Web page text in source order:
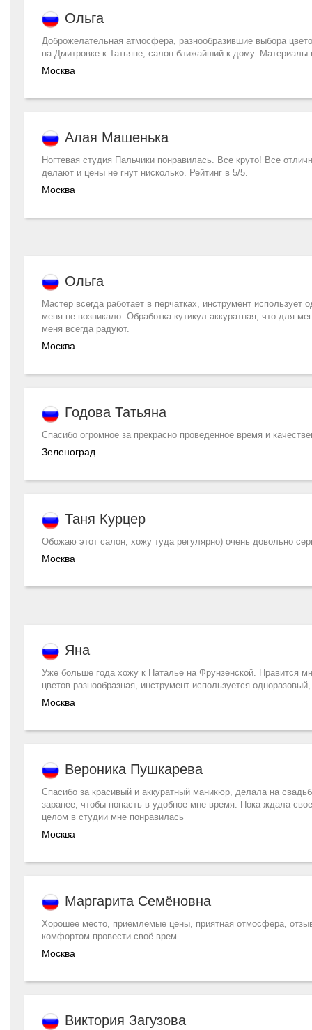
Ольга
Доброжелательная атмосфера, разнообразившие выбора
на Дмитровке к Татьяне, салон ближайший к дому.
Москва
Алая Машенька
Ногтевая студия Пальчики понравилась. Все круто! Все
делают и цены не гнут нисколько. Рейтинг в 5/5.
Москва
Ольга
Мастер всегда работает в перчатках, инструмент
меня не возникало. Обработка кутикул аккуратная, что для
меня всегда радуют.
Москва
Годова Татьяна
Спасибо огромное за прекрасно проведенное время и
Зеленоград
Таня Курцер
Обожаю этот салон, хожу туда регулярно) очень довольно
Москва
Яна
Уже больше года хожу к Наталье на Фрунзенской. Нравится
цветов разнообразная, инструмент используется
Москва
Вероника Пушкарева
Спасибо за красивый и аккуратный маникюр, делала на
заранее, чтобы попасть в удобное мне время. Пока ждала
целом в студии мне понравилась
Москва
Маргарита Семёновна
Хорошее место, приемлемые цены, приятная отмосфера,
комфортом провести своё врем
Москва
Виктория Загузова